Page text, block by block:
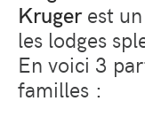
Krugerest un
les lodges
En voici 3
familles :